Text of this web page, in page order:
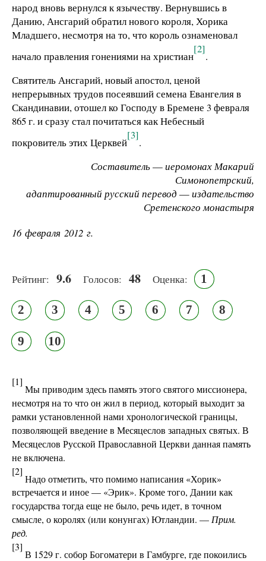
народ вновь вернулся к язычеству. Вернувшись в
Данию, Ансгарий обратил нового короля, Хорика
Младшего, несмотря на то, что король ознаменовал
начало правления гонениями на христиан
[2]
.
Святитель Ансгарий, новый апостол, ценой
непрерывных трудов посеявший семена Евангелия в
Скандинавии, отошел ко Господу в Бремене 3 февраля
865 г. и сразу стал почитаться как Небесный
покровитель этих Церквей
[3]
.
Составитель—иеромонах Макарий
Симонопетрский,
адаптированный русский перевод —издательство
Сретенского монастыря
16 февраля 2012 г.
Рейтинг: 9.6 Голосов: 48 Оценка: 1
2 3 4 5 6 7 8
9 10
[1]
Мы приводим здесь память этого святого миссионера,
несмотря на то что он жил в период, который выходит за
рамки установленной нами хронологической границы,
позволяющей введение в Месяцеслов западных святых. В
Месяцеслов Русской Православной Церкви данная память
не включена.
[2]
Надо отметить, что помимо написания «Хорик»
встречается и иное — «Эрик». Кроме того, Дании как
государства тогда еще не было, речь идет, в точном
смысле, о королях (или конунгах) Ютландии. —Прим.
ред.
[3]
В 1529 г. собор Богоматери в Гамбурге, где покоились